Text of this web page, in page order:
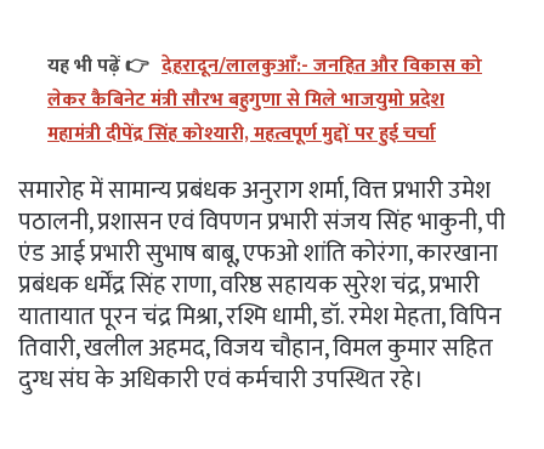
यह भी पढ़ें 👉 देहरादून/लालकुआँ:- जनहित और विकास को
लेकर कैबिनेट मंत्री सौरभ बहुगुणा से मिले भाजयुमो प्रदेश
महामंत्री दीपेंद्र सिंह कोश्यारी, महत्वपूर्ण मुद्दों पर हुई चर्चा
समारोह में सामान्य प्रबंधक अनुराग शर्मा, वित्त प्रभारी उमेश
पठालनी, प्रशासन एवं विपणन प्रभारी संजय सिंह भाकुनी, पी
एंड आई प्रभारी सुभाष बाबू, एफओ शांति कोरंगा, कारखाना
प्रबंधक धर्मेंद्र सिंह राणा, वरिष्ठ सहायक सुरेश चंद्र, प्रभारी
यातायात पूरन चंद्र मिश्रा, रश्मि धामी, डॉ. रमेश मेहता, विपिन
तिवारी, खलील अहमद, विजय चौहान, विमल कुमार सहित
दुग्ध संघ के अधिकारी एवं कर्मचारी उपस्थित रहे।